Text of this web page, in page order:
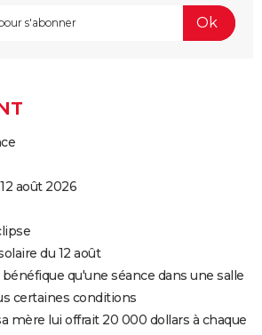
août 2026
du 12 août
qu'une séance dans une salle
certaines conditions
mère lui offrait 20 000 dollars à chaque